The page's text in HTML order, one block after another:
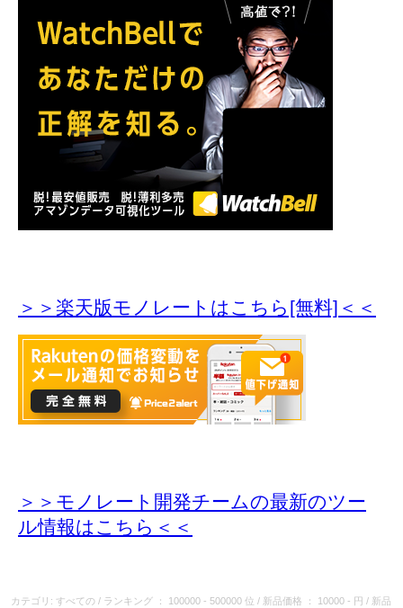
＞＞楽天版モノレートはこちら[無料]＜＜
＞＞モノレート開発チームの最新のツー
ル情報はこちら＜＜
カテゴリ: すべての / ランキング ： 100000 - 500000 位 / 新品価格 ： 10000 - 円 / 新品